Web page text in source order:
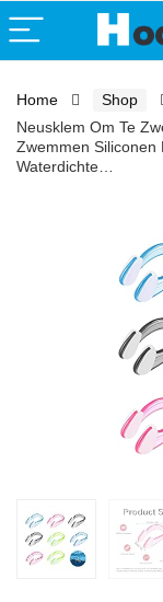
Home Shop
Neusklem Om Te
Zwemmen Siliconen
Waterdichte…